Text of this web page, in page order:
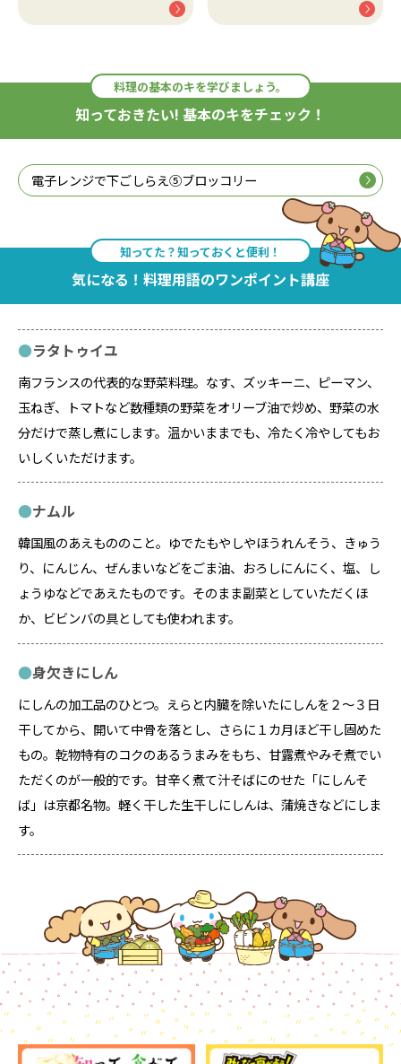
料理の基本のキを学びましょう。
知っておきたい! 基本のキをチェック！
電子レンジで下ごしらえ⑤ブロッコリー
知ってた？知っておくと便利！
気になる！料理用語のワンポイント講座
ラタトゥイユ
南フランスの代表的な野菜料理。なす、ズッキーニ、ピーマン、
玉ねぎ、トマトなど数種類の野菜をオリーブ油で炒め、野菜の水
分だけで蒸し煮にします。温かいままでも、冷たく冷やしてもお
いしくいただけます。
ナムル
韓国風のあえもののこと。ゆでたもやしやほうれんそう、きゅう
り、にんじん、ぜんまいなどをごま油、おろしにんにく、塩、し
ょうゆなどであえたものです。そのまま副菜としていただくほ
か、ビビンバの具としても使われます。
身欠きにしん
にしんの加工品のひとつ。えらと内臓を除いたにしんを２～３日
干してから、開いて中骨を落とし、さらに１カ月ほど干し固めた
もの。乾物特有のコクのあるうまみをもち、甘露煮やみそ煮でい
ただくのが一般的です。甘辛く煮て汁そばにのせた「にしんそ
ば」は京都名物。軽く干した生干しにしんは、蒲焼きなどにしま
す。